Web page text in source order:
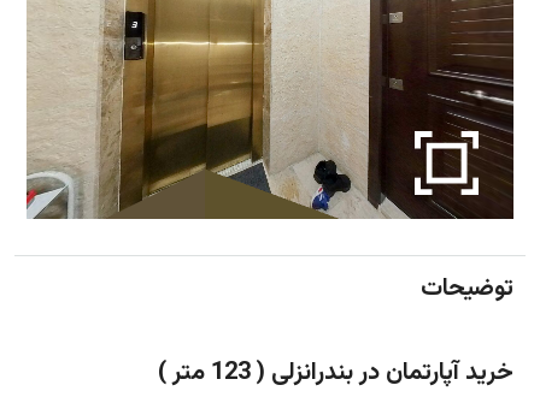
توضیحات
خرید آپارتمان در بندرانزلی ( 123 متر )